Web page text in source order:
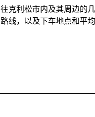
克利松市内及其周边的
线，以及下车地点和平